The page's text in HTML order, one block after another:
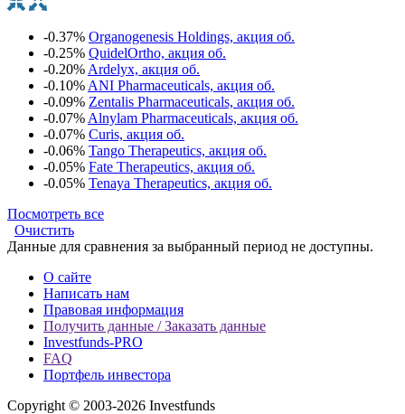
-0.37% Organogenesis Holdings, акция об.
-0.25% QuidelOrtho, акция об.
-0.20% Ardelyx, акция об.
-0.10% ANI Pharmaceuticals, акция об.
-0.09% Zentalis Pharmaceuticals, акция об.
-0.07% Alnylam Pharmaceuticals, акция об.
-0.07% Curis, акция об.
-0.06% Tango Therapeutics, акция об.
-0.05% Fate Therapeutics, акция об.
-0.05% Tenaya Therapeutics, акция об.
Посмотреть все
Очистить
Данные для сравнения за выбранный период не доступны.
О сайте
Написать нам
Правовая информация
Получить данные / Заказать данные
Investfunds-PRO
FAQ
Портфель инвестора
Copyright © 2003-2026 Investfunds